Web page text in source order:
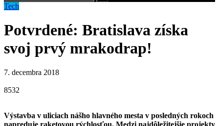
Tech
Potvrdené: Bratislava získa
svoj prvý mrakodrap!
7. decembra 2018
8532
Výstavba v uliciach nášho hlavného mesta v posledných rokoch
napreduje raketovou rýchlosťou. Medzi najdôležitejšie projekty